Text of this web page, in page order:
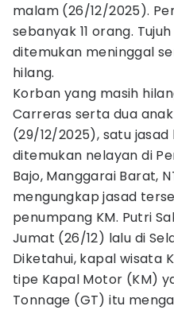
malam (26/12/2025).
sebanyak 11 orang.
ditemukan meninggal
hilang.
Korban yang masih
Carreras serta dua
(29/12/2025), satu
ditemukan nelayan di
Bajo, Manggarai Barat,
mengungkap jasad
penumpang KM. Putri
Jumat (26/12) lalu di
Diketahui, kapal wisata
tipe Kapal Motor (KM)
Tonnage (GT) itu